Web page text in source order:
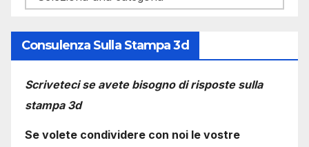
Consulenza Sulla Stampa 3d
Scriveteci se avete bisogno di risposte sulla
stampa 3d
Se volete condividere con noi le vostre